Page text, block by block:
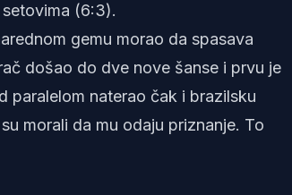
(6:3).
gemu morao da spasava
došao do dve nove šanse i prvu je
paralelom naterao čak i brazilsku
morali da mu odaju priznanje. To